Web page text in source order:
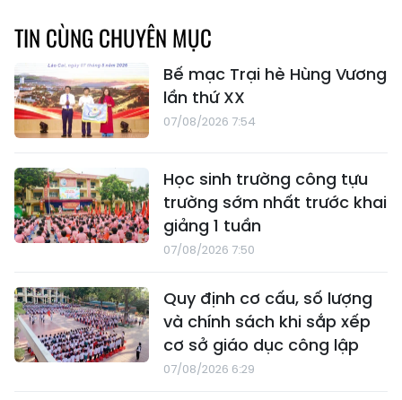
TIN CÙNG CHUYÊN MỤC
Bế mạc Trại hè Hùng Vương
lần thứ XX
07/08/2026 7:54
Học sinh trường công tựu
trường sớm nhất trước khai
giảng 1 tuần
07/08/2026 7:50
Quy định cơ cấu, số lượng
và chính sách khi sắp xếp
cơ sở giáo dục công lập
07/08/2026 6:29